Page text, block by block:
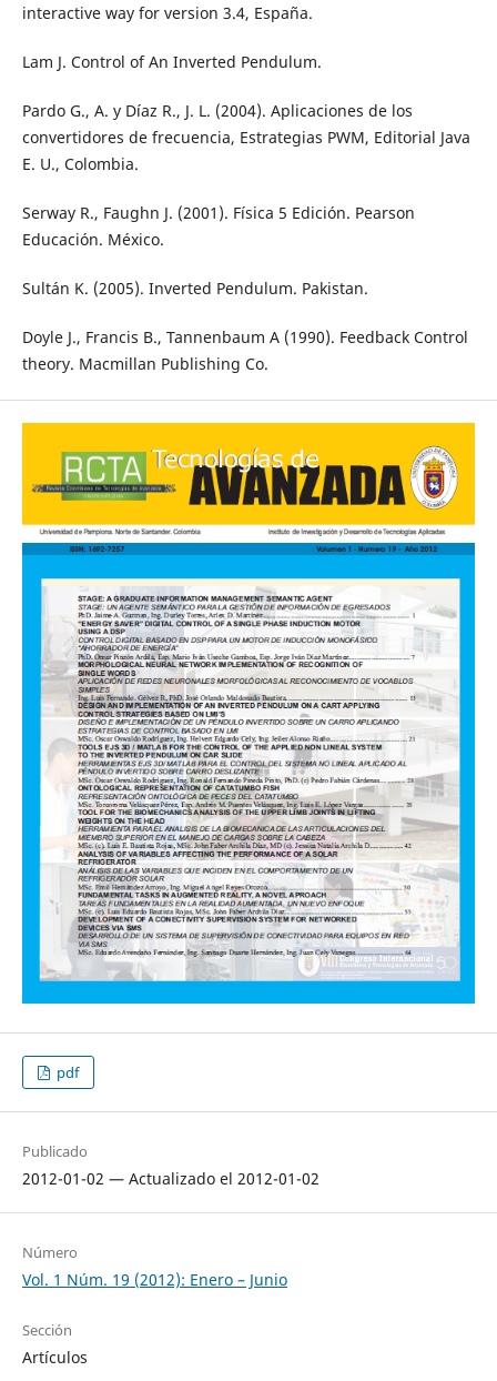
interactive way for version 3.4, España.
Lam J. Control of An Inverted Pendulum.
Pardo G., A. y Díaz R., J. L. (2004). Aplicaciones de los
convertidores de frecuencia, Estrategias PWM, Editorial Java
E. U., Colombia.
Serway R., Faughn J. (2001). Física 5 Edición. Pearson
Educación. México.
Sultán K. (2005). Inverted Pendulum. Pakistan.
Doyle J., Francis B., Tannenbaum A (1990). Feedback Control
theory. Macmillan Publishing Co.
pdf
Publicado
2012-01-02 — Actualizado el 2012-01-02
Número
Vol. 1 Núm. 19 (2012): Enero – Junio
Sección
Artículos